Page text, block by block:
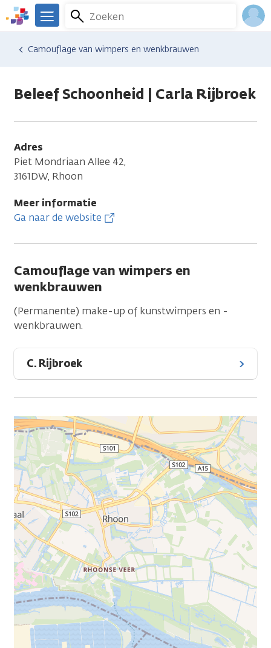
Overslaan
en
naar
We
er
Kanker.nl
Zoeken
Menu
Hulp en ondersteuning
Vind hulp bij kanker
Camouflage van wimpers en wenkbrauwen
Beleef Schoonheid | Carla Rijbroek
Adres
Piet Mondriaan Allee 42,
3161DW, Rhoon
Meer informatie
Ga naar de website
Camouflage van wimpers en
wenkbrauwen
(Permanente) make-up of kunstwimpers en -
wenkbrauwen.
C. Rijbroek